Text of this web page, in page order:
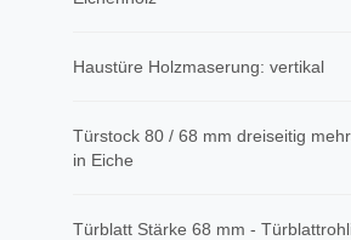
Haustüre Holzmaserung: vertikal
Türstock 80 / 68 mm dreiseitig
in Eiche
Türblatt Stärke 68 mm -